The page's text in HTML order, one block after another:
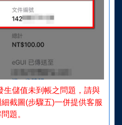
儲值未到帳之問題，請與
截圖(步驟五)一併提供客服
題。